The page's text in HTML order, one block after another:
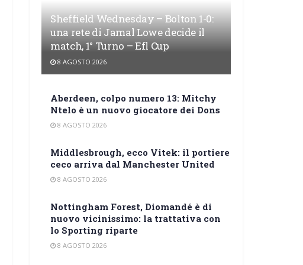
Sheffield Wednesday – Bolton 1-0:
una rete di Jamal Lowe decide il
match, 1° Turno – Efl Cup
8 AGOSTO 2026
Aberdeen, colpo numero 13: Mitchy
Ntelo è un nuovo giocatore dei Dons
8 AGOSTO 2026
Middlesbrough, ecco Vitek: il portiere
ceco arriva dal Manchester United
8 AGOSTO 2026
Nottingham Forest, Diomandé è di
nuovo vicinissimo: la trattativa con
lo Sporting riparte
8 AGOSTO 2026